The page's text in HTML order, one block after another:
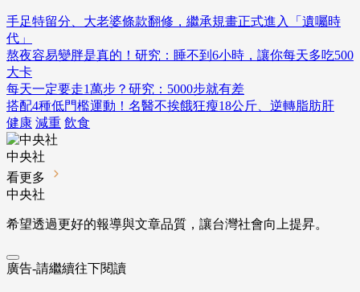
手足特留分、大老婆條款翻修，繼承規畫正式進入「遺囑時
代」
熬夜容易變胖是真的！研究：睡不到6小時，讓你每天多吃500
大卡
每天一定要走1萬步？研究：5000步就有差
搭配4種低門檻運動！名醫不挨餓狂瘦18公斤、逆轉脂肪肝
健康 減重 飲食
中央社
看更多
中央社
希望透過更好的報導與文章品質，讓台灣社會向上提昇。
廣告-請繼續往下閱讀